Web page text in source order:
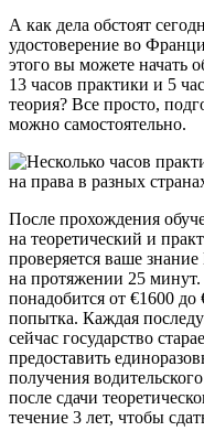
А как дела обстоят
удостоверение во
этого вы можете начать
13 часов практики и 5
теория? Все просто,
можно самостоятельно.
После прохождения
на теоретический и
проверяется ваше
на протяжении 25
понадобится от €1600 до
попытка. Каждая
сейчас государство
предоставить
получения
после сдачи
течение 3 лет, чтобы